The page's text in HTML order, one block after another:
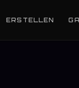
ERSTELLEN